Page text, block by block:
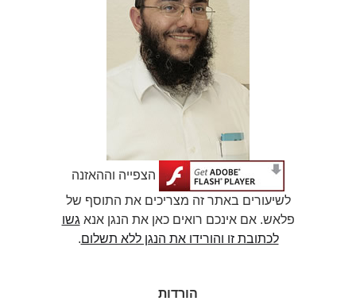
הצפייה וההאזנה
לשיעורים באתר זה מצריכים את התוסף של
פלאש. אם אינכם רואים כאן את הנגן אנאגשו
לכתובת זו והורידו את הנגן ללא תשלום.
הורדות